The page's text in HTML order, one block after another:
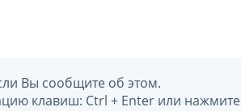
Вы сообщите об этом.
клавиш: Ctrl + Enter или нажмите